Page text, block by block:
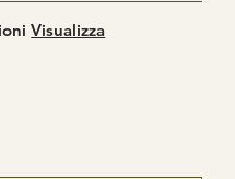
Visualizza